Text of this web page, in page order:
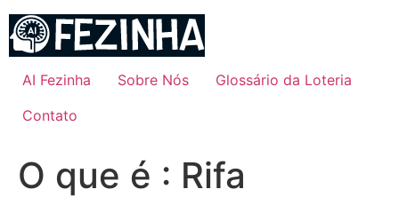
para
conteúdo
AI Fezinha Sobre Nós
Glossário da Loteria
Contato
O que é : Rifa